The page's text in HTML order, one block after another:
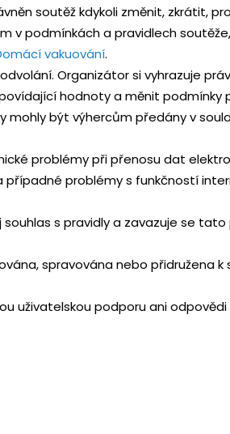
soutěž kdykoli změnit, zkrátit,
v podmínkách a pravidlech
vakuování.
Organizátor si vyhrazuje
hodnoty a měnit podmínky
mohly být výhercům předány v
problémy při přenosu dat
problémy s funkčností
s pravidly a zavazuje se
spravována nebo přidružena k
uživatelskou podporu ani